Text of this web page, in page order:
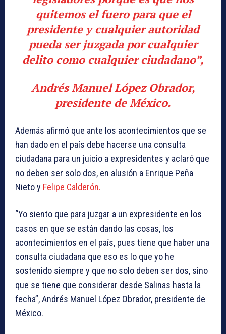
quitemos el fuero para que el
presidente y cualquier autoridad
pueda ser juzgada por cualquier
delito como cualquier ciudadano”,
Andrés Manuel López Obrador,
presidente de México.
Además afirmó que ante los acontecimientos que se
han dado en el país debe hacerse una consulta
ciudadana para un juicio a expresidentes y aclaró que
no deben ser solo dos, en alusión a Enrique Peña
Nieto y Felipe Calderón.
“Yo siento que para juzgar a un expresidente en los
casos en que se están dando las cosas, los
acontecimientos en el país, pues tiene que haber una
consulta ciudadana que eso es lo que yo he
sostenido siempre y que no solo deben ser dos, sino
que se tiene que considerar desde Salinas hasta la
fecha”, Andrés Manuel López Obrador, presidente de
México.